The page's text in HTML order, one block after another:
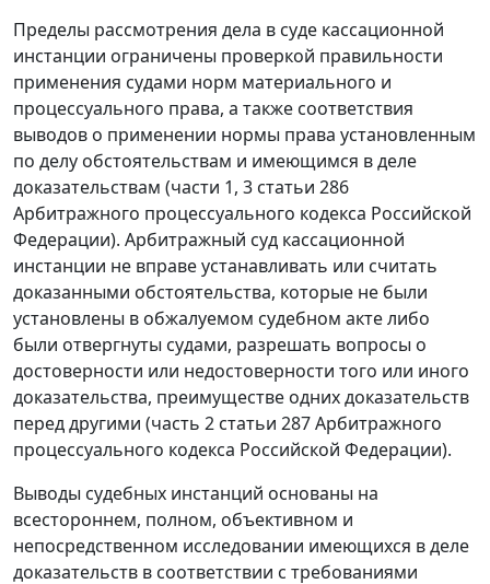
Пределы рассмотрения дела в суде кассационной
инстанции ограничены проверкой правильности
применения судами норм материального и
процессуального права, а также соответствия
выводов о применении нормы права установленным
по делу обстоятельствам и имеющимся в деле
доказательствам (части 1, 3 статьи 286
Арбитражного процессуального кодекса Российской
Федерации). Арбитражный суд кассационной
инстанции не вправе устанавливать или считать
доказанными обстоятельства, которые не были
установлены в обжалуемом судебном акте либо
были отвергнуты судами, разрешать вопросы о
достоверности или недостоверности того или иного
доказательства, преимуществе одних доказательств
перед другими (часть 2 статьи 287Арбитражного
процессуального кодекса Российской Федерации).
Выводы судебных инстанций основаны на
всестороннем, полном, объективном и
непосредственном исследовании имеющихся в деле
доказательств в соответствии с требованиями